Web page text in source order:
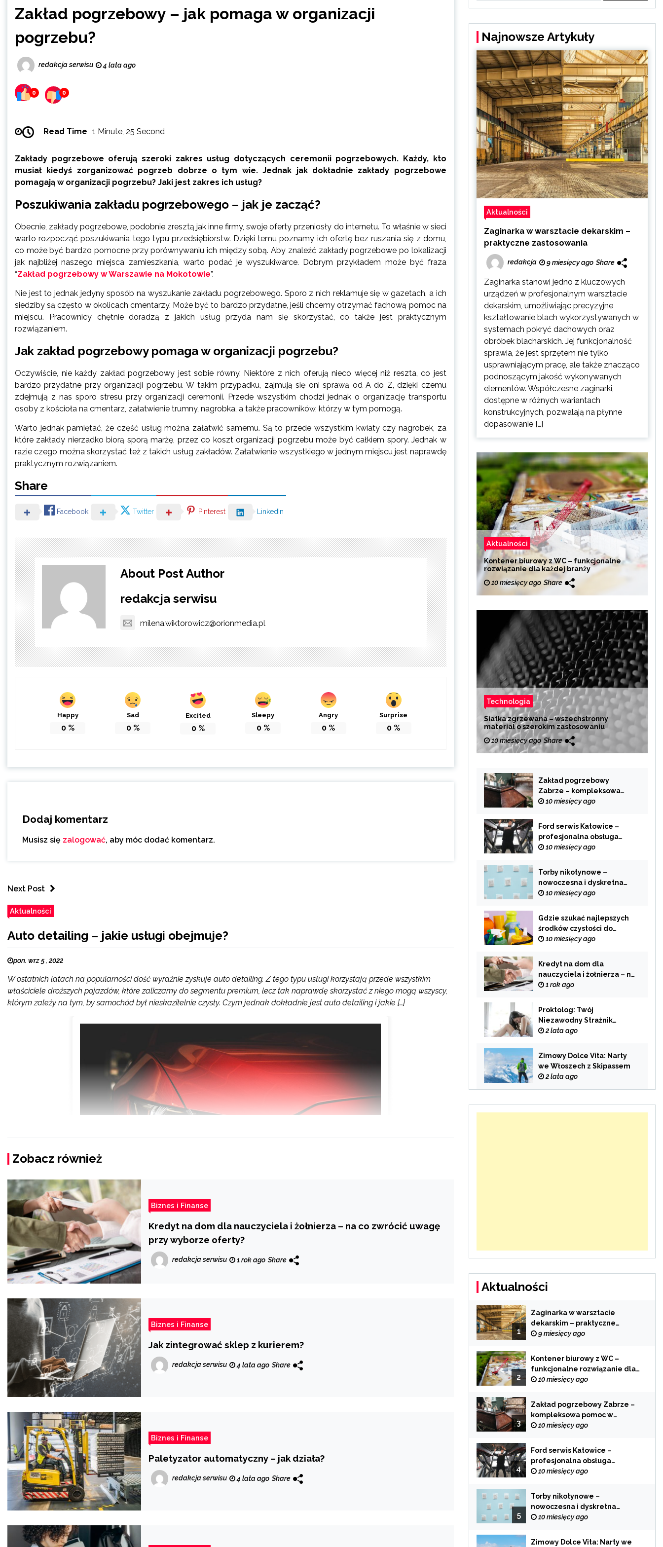
Zakład pogrzebowy – jak pomaga w organizacji
pogrzebu?
redakcja serwisu 4 lata ago
0 0
Read Time 1 Minute, 25 Second
Zakłady pogrzebowe oferują szeroki zakres usług dotyczących ceremonii pogrzebowych. Każdy, kto
musiał kiedyś zorganizować pogrzeb dobrze o tym wie. Jednak jak dokładnie zakłady pogrzebowe
pomagają w organizacji pogrzebu? Jaki jest zakres ich usług?
Poszukiwania zakładu pogrzebowego – jak je zacząć?
Obecnie, zakłady pogrzebowe, podobnie zresztą jak inne firmy, swoje oferty przeniosły do internetu. To właśnie w sieci
warto rozpocząć poszukiwania tego typu przedsiębiorstw. Dzięki temu poznamy ich ofertę bez ruszania się z domu,
co może być bardzo pomocne przy porównywaniu ich między sobą. Aby znaleźć zakłady pogrzebowe po lokalizacji
jak najbliżej naszego miejsca zamieszkania, warto podać je wyszukiwarce. Dobrym przykładem może być fraza
“Zakład pogrzebowy w Warszawie na Mokotowie”.
Nie jest to jednak jedyny sposób na wyszukanie zakładu pogrzebowego. Sporo z nich reklamuje się w gazetach, a ich
siedziby są często w okolicach cmentarzy. Może być to bardzo przydatne, jeśli chcemy otrzymać fachową pomoc na
miejscu. Pracownicy chętnie doradzą z jakich usług przyda nam się skorzystać, co także jest praktycznym
rozwiązaniem.
Jak zakład pogrzebowy pomaga w organizacji pogrzebu?
Oczywiście, nie każdy zakład pogrzebowy jest sobie równy. Niektóre z nich oferują nieco więcej niż reszta, co jest
bardzo przydatne przy organizacji pogrzebu. W takim przypadku, zajmują się oni sprawą od A do Z, dzięki czemu
zdejmują z nas sporo stresu przy organizacji ceremonii. Przede wszystkim chodzi jednak o organizację transportu
osoby z kościoła na cmentarz, załatwienie trumny, nagrobka, a także pracowników, którzy w tym pomogą.
Warto jednak pamiętać, że część usług można załatwić samemu. Są to przede wszystkim kwiaty czy nagrobek, za
które zakłady nierzadko biorą sporą marżę, przez co koszt organizacji pogrzebu może być całkiem spory. Jednak w
razie czego można skorzystać też z takich usług zakładów. Załatwienie wszystkiego w jednym miejscu jest naprawdę
praktycznym rozwiązaniem.
Share
Facebook Twitter Pinterest LinkedIn
About Post Author
redakcja serwisu
milena.wiktorowicz@orionmedia.pl
Happy
0%
Sad
0%
Excited
0%
Sleepy
0%
Angry
0 %
Surprise
0 %
Dodaj komentarz
Musisz się zalogować, aby móc dodać komentarz.
Next Post
Aktualności
Auto detailing – jakie usługi obejmuje?
pon. wrz 5 , 2022
W ostatnich latach na popularności dość wyraźnie zyskuje auto detailing. Z tego typu usługi korzystają przede wszystkim
właściciele droższych pojazdów, które zaliczamy do segmentu premium, lecz tak naprawdę skorzystać z niego mogą wszyscy,
którym zależy na tym, by samochód był nieskazitelnie czysty. Czym jednak dokładnie jest auto detailing i jakie […]
Zobacz również
Biznes i Finanse
Kredyt na dom dla nauczyciela i żołnierza – na co zwrócić uwagę
przy wyborze oferty?
redakcja serwisu 1 rok ago Share
Biznes i Finanse
Jak zintegrować sklep z kurierem?
redakcja serwisu 4 lata ago Share
Biznes i Finanse
Paletyzator automatyczny – jak działa?
redakcja serwisu 4 lata ago Share
Najnowsze Artykuły
Aktualności
Zaginarka w warsztacie dekarskim –
praktyczne zastosowania
redakcja 9 miesięcy ago Share
Zaginarka stanowi jedno z kluczowych
urządzeń w profesjonalnym warsztacie
dekarskim, umożliwiając precyzyjne
kształtowanie blach wykorzystywanych w
systemach pokryć dachowych oraz
obróbek blacharskich. Jej funkcjonalność
sprawia, że jest sprzętem nie tylko
usprawniającym pracę, ale także znacząco
podnoszącym jakość wykonywanych
elementów. Współczesne zaginarki,
dostępne w różnych wariantach
konstrukcyjnych, pozwalają na płynne
dopasowanie […]
Aktualności
Kontener biurowy z WC – funkcjonalne
rozwiązanie dla każdej branży
10 miesięcy ago Share
Technologia
Siatka zgrzewana – wszechstronny
materiał o szerokim zastosowaniu
10 miesięcy ago Share
Zakład pogrzebowy
Zabrze – kompleksowa
pomoc w trudnych
10 miesięcy ago
Ford serwis Katowice –
profesjonalna obsługa
Twojego samochodu
10 miesięcy ago
Torby nikotynowe –
nowoczesna i dyskretna
alternatywa dla
10 miesięcy ago
Gdzie szukać najlepszych
środków czystości do
swojego domu?
10 miesięcy ago
Kredyt na dom dla
nauczyciela i żołnierza – na
co zwrócić uwagę przy
1 rok ago
Proktolog: Twój
Niezawodny Strażnik
Zdrowia Układu
2 lata ago
Zimowy Dolce Vita: Narty
we Włoszech z Skipassem
2 lata ago
Aktualności
1
Zaginarka w warsztacie
dekarskim – praktyczne
zastosowania
9 miesięcy ago
2
Kontener biurowy z WC –
funkcjonalne rozwiązanie dla
każdej branży
10 miesięcy ago
3
Zakład pogrzebowy Zabrze –
kompleksowa pomoc w
trudnych chwilach
10 miesięcy ago
4
Ford serwis Katowice –
profesjonalna obsługa
Twojego samochodu
10 miesięcy ago
5
Torby nikotynowe –
nowoczesna i dyskretna
alternatywa dla tradycyjnego
10 miesięcy ago
Zimowy Dolce Vita: Narty we